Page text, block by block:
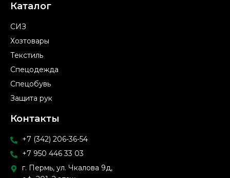
Каталог
СИЗ
Хозтовары
Текстиль
Спецодежда
Спецобувь
Защита рук
Контакты
+7 (342) 206-36-54
+7 950 446 33 03
г. Пермь, ул. Чкалова 9д,